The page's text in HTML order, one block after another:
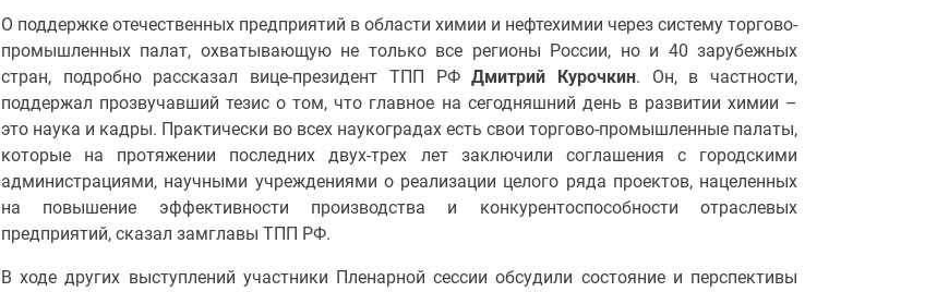
О поддержке отечественных предприятий в области химии и нефтехимии через систему торгово-
промышленных палат, охватывающую не только все регионы России, но и 40 зарубежных
стран, подробно рассказал вице-президент ТПП РФДмитрий Курочкин. Он, в частности,
поддержал прозвучавший тезис о том, что главное на сегодняшний день в развитии химии –
это наука и кадры. Практически во всех наукоградах есть свои торгово-промышленные палаты,
которые на протяжении последних двух-трех лет заключили соглашения с городскими
администрациями, научными учреждениями о реализации целого ряда проектов, нацеленных
на повышение эффективности производства и конкурентоспособности отраслевых
предприятий, сказал замглавы ТПП РФ.
В ходе других выступлений участники Пленарной сессии обсудили состояние и перспективы